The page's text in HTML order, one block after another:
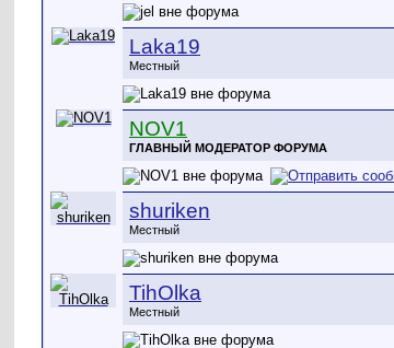
Laka19
Местный
NOV1
ГЛАВНЫЙ МОДЕРАТОР ФОРУМА
shuriken
Местный
TihOlka
Местный